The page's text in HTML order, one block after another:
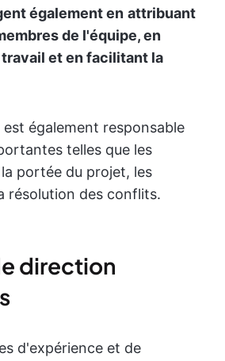
également en attribuant
de l'équipe, en
et en facilitant la
également responsable
telles que les
portée du projet, les
résolution des conflits.
direction
d'expérience et de